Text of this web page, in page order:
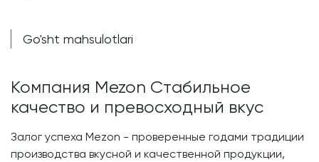
Go'sht mahsulotlari
Компания Mezon Стабильное
качество и превосходный вкус
Залог успеха Mezon - проверенные годами традиции
производства вкусной и качественной продукции,